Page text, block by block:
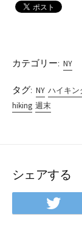
カテゴリー: NY
タグ: NY ハイキン
hiking 週末
シェアする
で